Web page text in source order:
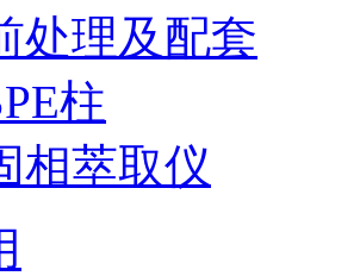
处理及配套
柱
相萃取仪